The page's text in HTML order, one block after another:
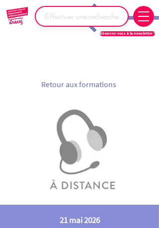
Abonnez-vous à la newsletter !
Retour aux formations
21 mai 2026